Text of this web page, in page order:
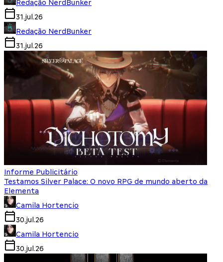
Redação NerdBunker
31.jul.26
Redação NerdBunker
31.jul.26
Informe Publicitário
Testamos Silver Palace: O novo RPG de mundo aberto da
Elementa
Camila Hortencio
30.jul.26
Camila Hortencio
30.jul.26